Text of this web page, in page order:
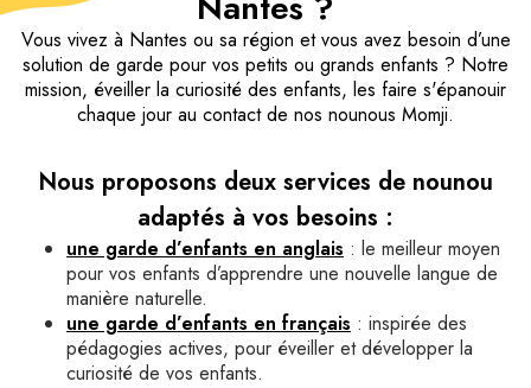
Vous vivez à Nantes ou sa région et vous avez besoin d’une
solution de garde pour vos petits ou grands enfants ? Notre
mission, éveiller la curiosité des enfants, les faire s'épanouir
chaque jour au contact de nos nounous Momji.
Nous proposons deux services de nounou
adaptés à vos besoins :
une garde d’enfants en anglais : le meilleur moyen
pour vos enfants d’apprendre une nouvelle langue de
manière naturelle.
une garde d’enfants en français : inspirée des
pédagogies actives, pour éveiller et développer la
curiosité de vos enfants.